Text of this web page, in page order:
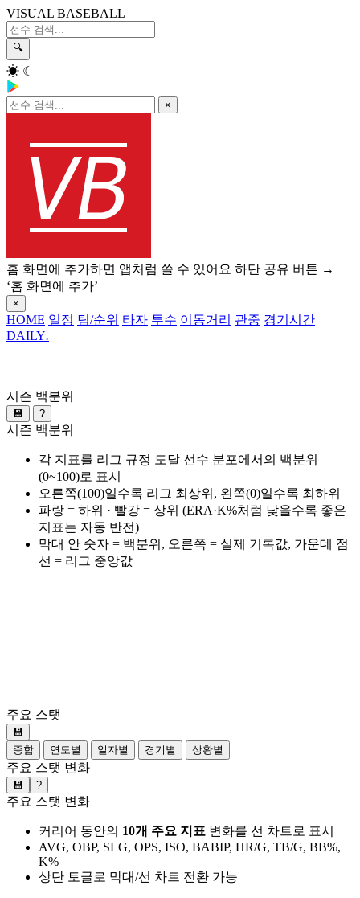
VISUAL BASEBALL
🔍
☀ ☾
×
홈 화면에 추가하면 앱처럼 쓸 수 있어요 하단 공유 버튼 →
‘홈 화면에 추가’
×
HOME 일정 팀/순위 타자 투수 이동거리 관중 경기시간
DAILY.
시즌 백분위
💾 ?
시즌 백분위
각 지표를 리그 규정 도달 선수 분포에서의 백분위
(0~100)로 표시
오른쪽(100)일수록 리그 최상위, 왼쪽(0)일수록 최하위
파랑 = 하위 · 빨강 = 상위 (ERA·K%처럼 낮을수록 좋은
지표는 자동 반전)
막대 안 숫자 = 백분위, 오른쪽 = 실제 기록값, 가운데 점
선 = 리그 중앙값
주요 스탯
💾
종합
연도별 일자별 경기별 상황별
주요 스탯 변화
💾 ?
주요 스탯 변화
커리어 동안의 10개 주요 지표 변화를 선 차트로 표시
AVG, OBP, SLG, OPS, ISO, BABIP, HR/G, TB/G, BB%,
K%
상단 토글로 막대/선 차트 전환 가능